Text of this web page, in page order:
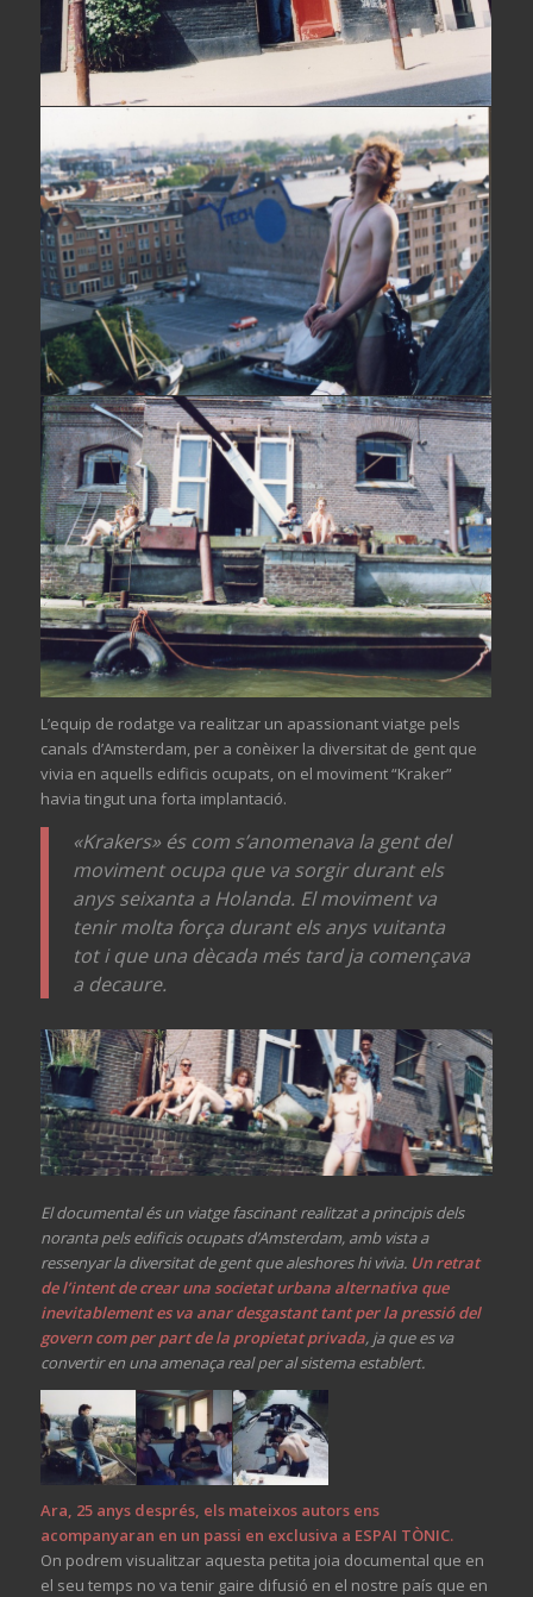
L’equip de rodatge va realitzar un apassionant viatge pels
canals d’Amsterdam, per a conèixer la diversitat de gent que
vivia en aquells edificis ocupats, on el moviment “Kraker”
havia tingut una forta implantació.
«Krakers» és com s’anomenava la gent del
moviment ocupa que va sorgir durant els
anys seixanta a Holanda. El moviment va
tenir molta força durant els anys vuitanta
tot i que una dècada més tard ja començava
a decaure.
El documental és un viatge fascinant realitzat a principis dels
noranta pels edificis ocupats d’Amsterdam, amb vista a
ressenyar la diversitat de gent que aleshores hi vivia. Un retrat
de l’intent de crear una societat urbana alternativa que
inevitablement es va anar desgastant tant per la pressió del
govern com per part de la propietat privada, ja que es va
convertir en una amenaça real per al sistema establert.
Ara, 25 anys després, els mateixos autors ens
acompanyaran en un passi en exclusiva a ESPAI TÒNIC.
On podrem visualitzar aquesta petita joia documental que en
el seu temps no va tenir gaire difusió en el nostre país que en